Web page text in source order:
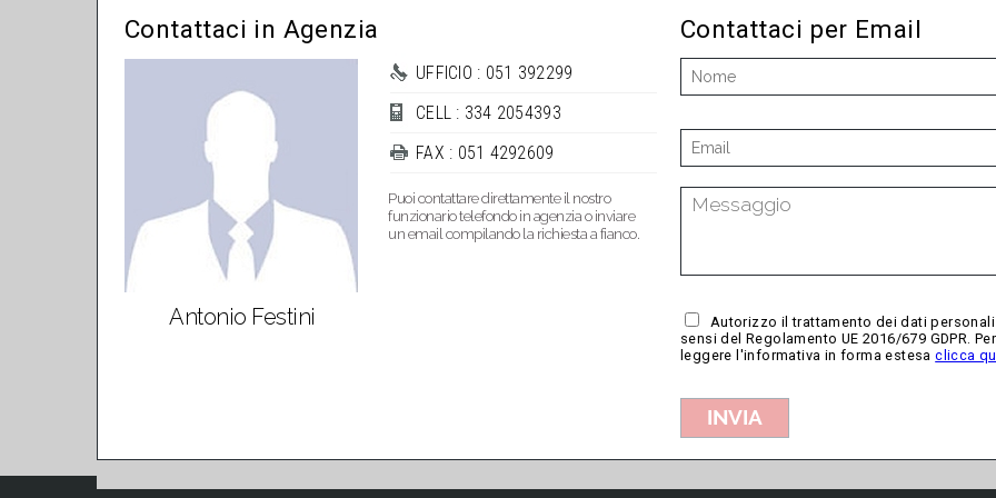
Contattaci in Agenzia
UFFICIO : 051 392299
CELL : 334 2054393
FAX : 051 4292609
Puoi contattare direttamente il nostro
funzionario telefondo in agenzia o inviare
un email compilando la richiesta a fianco.
Antonio Festini
Contattaci per Email
Autorizzo il trattamento dei dati
sensi del Regolamento UE 2016/679 GDPR. Per
leggere l'informativa in forma estesaclicca